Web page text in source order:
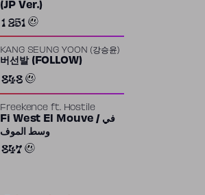
(JP Ver.)
1 251
KANG SEUNG YOON (강승윤)
버선발 (FOLLOW)
848
Freekence ft. Hostile
Fi West El Mouve / في
وسط الموف
847